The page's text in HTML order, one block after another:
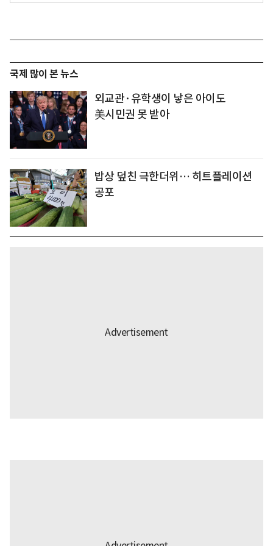
국제 많이 본 뉴스
외교관·유학생이 낳은 아이도
美시민권 못 받아
밥상 덮친 극한더위… 히트플레이션
공포